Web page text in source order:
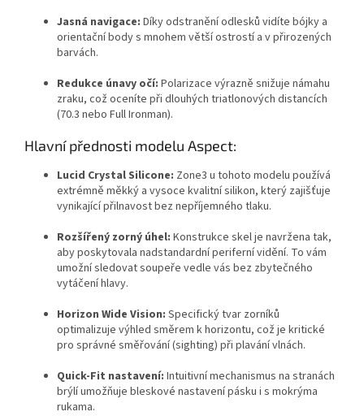
Jasná navigace: Díky odstranění odlesků vidíte bójky a
orientační body s mnohem větší ostrostí a v přirozených
barvách.
Redukce únavy očí: Polarizace výrazně snižuje námahu
zraku, což oceníte při dlouhých triatlonových distancích
(70.3 nebo Full Ironman).
Hlavní přednosti modelu Aspect:
Lucid Crystal Silicone: Zone3 u tohoto modelu používá
extrémně měkký a vysoce kvalitní silikon, který zajišťuje
vynikající přilnavost bez nepříjemného tlaku.
Rozšířený zorný úhel: Konstrukce skel je navržena tak,
aby poskytovala nadstandardní periferní vidění. To vám
umožní sledovat soupeře vedle vás bez zbytečného
vytáčení hlavy.
Horizon Wide Vision: Specifický tvar zorníků
optimalizuje výhled směrem k horizontu, což je kritické
pro správné směřování (sighting) při plavání vlnách.
Quick-Fit nastavení: Intuitivní mechanismus na stranách
brýlí umožňuje bleskové nastavení pásku i s mokrýma
rukama.